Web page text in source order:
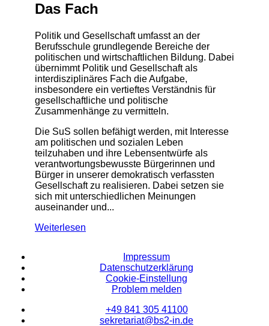
Das Fach
Politik und Gesellschaft umfasst an der
Berufsschule grundlegende Bereiche der
politischen und wirtschaftlichen Bildung. Dabei
übernimmt Politik und Gesellschaft als
interdisziplinäres Fach die Aufgabe,
insbesondere ein vertieftes Verständnis für
gesellschaftliche und politische
Zusammenhänge zu vermitteln.
Die SuS sollen befähigt werden, mit Interesse
am politischen und sozialen Leben
teilzuhaben und ihre Lebensentwürfe als
verantwortungsbewusste Bürgerinnen und
Bürger in unserer demokratisch verfassten
Gesellschaft zu realisieren. Dabei setzen sie
sich mit unterschiedlichen Meinungen
auseinander und...
Weiterlesen
Impressum
Datenschutzerklärung
Cookie-Einstellung
Problem melden
+49 841 305 41100
sekretariat@bs2-in.de